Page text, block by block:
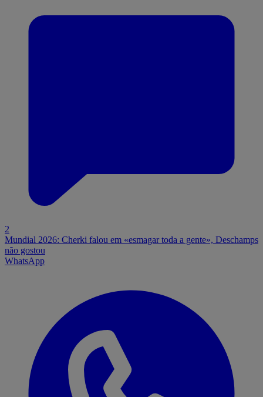
2
Mundial 2026: Cherki falou em «esmagar toda a gente», Deschamps
não gostou
WhatsApp